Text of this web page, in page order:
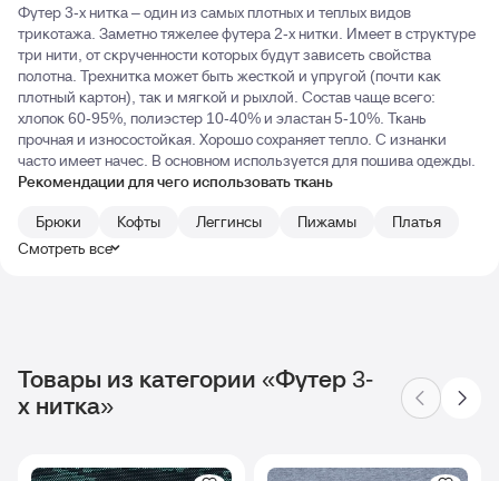
Футер 3-х нитка – один из самых плотных и теплых видов
трикотажа. Заметно тяжелее футера 2-х нитки. Имеет в структуре
три нити, от скрученности которых будут зависеть свойства
полотна. Трехнитка может быть жесткой и упругой (почти как
плотный картон), так и мягкой и рыхлой. Состав чаще всего:
хлопок 60-95%, полиэстер 10-40% и эластан 5-10%. Ткань
прочная и износостойкая. Хорошо сохраняет тепло. С изнанки
часто имеет начес. В основном используется для пошива одежды.
Рекомендации для чего использовать ткань
Брюки
Кофты Леггинсы Пижамы
Платья
Смотреть все
Товары из категории «Футер 3-
х нитка»